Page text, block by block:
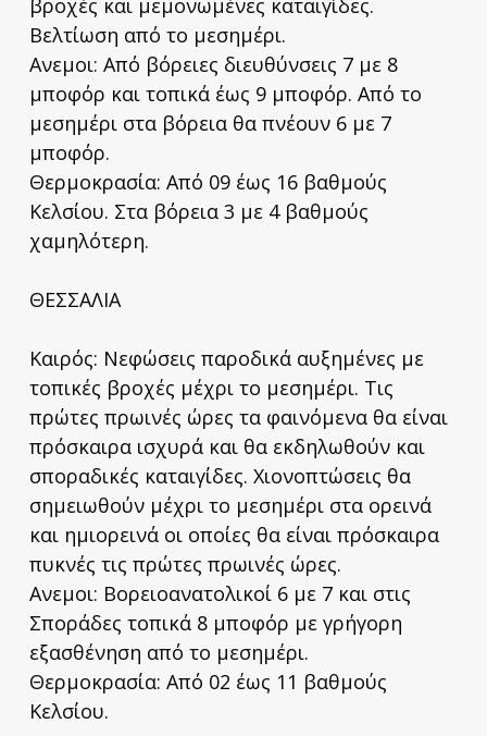
Βελτίωση από το μεσημέρι.
Ανεμοι: Από βόρειες διευθύνσεις 7 με 8
μποφόρ και τοπικά έως 9 μποφόρ. Από το
μεσημέρι στα βόρεια θα πνέουν 6 με 7
μποφόρ.
Θερμοκρασία: Από 09 έως 16 βαθμούς
Κελσίου. Στα βόρεια 3 με 4 βαθμούς
χαμηλότερη.
ΘΕΣΣΑΛΙΑ
Καιρός: Νεφώσεις παροδικά αυξημένες με
τοπικές βροχές μέχρι το μεσημέρι. Τις
πρώτες πρωινές ώρες τα φαινόμενα θα είναι
πρόσκαιρα ισχυρά και θα εκδηλωθούν και
σποραδικές καταιγίδες. Χιονοπτώσεις θα
σημειωθούν μέχρι το μεσημέρι στα ορεινά
και ημιορεινά οι οποίες θα είναι πρόσκαιρα
πυκνές τις πρώτες πρωινές ώρες.
Ανεμοι: Βορειοανατολικοί 6 με 7 και στις
Σποράδες τοπικά 8 μποφόρ με γρήγορη
εξασθένηση από το μεσημέρι.
Θερμοκρασία: Από 02 έως 11 βαθμούς
Κελσίου.